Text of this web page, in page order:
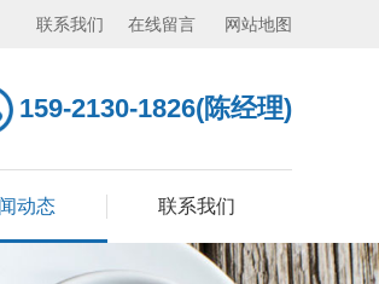
联系我们 在线留言 网站地图
159-2130-1826(陈经理)
动态 联系我们